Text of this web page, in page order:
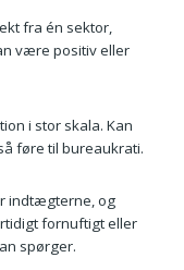
fra én sektor,
være positiv eller
i stor skala. Kan
føre til bureaukrati.
indtægterne, og
fornuftigt eller
spørger.